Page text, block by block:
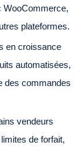
WooCommerce,
plateformes.
en croissance
automatisées,
des commandes
vendeurs
de forfait,